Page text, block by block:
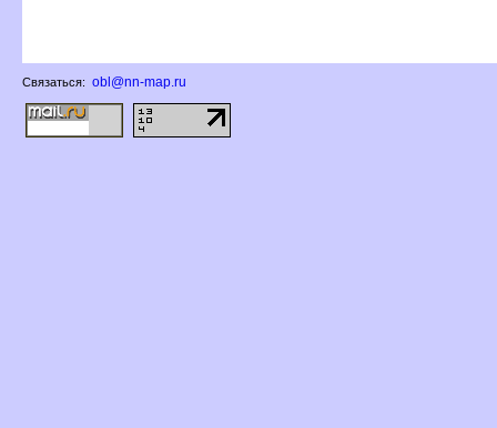
Связаться: obl@nn-map.ru